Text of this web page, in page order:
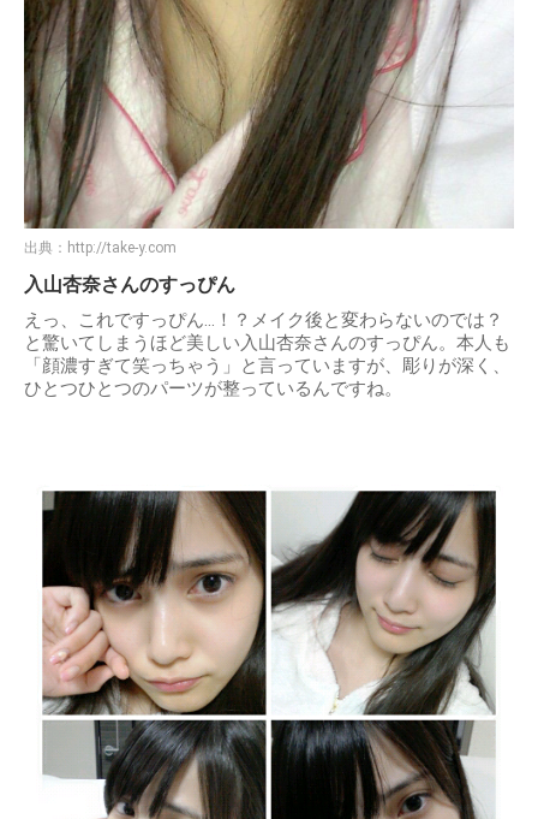
出典： http://take-y.com
入山杏奈さんのすっぴん
えっ、これですっぴん…！？メイク後と変わらないのでは？
と驚いてしまうほど美しい入山杏奈さんのすっぴん。本人も
「顔濃すぎて笑っちゃう」と言っていますが、彫りが深く、
ひとつひとつのパーツが整っているんですね。